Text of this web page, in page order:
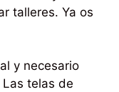
talleres. Ya os
y necesario
telas de